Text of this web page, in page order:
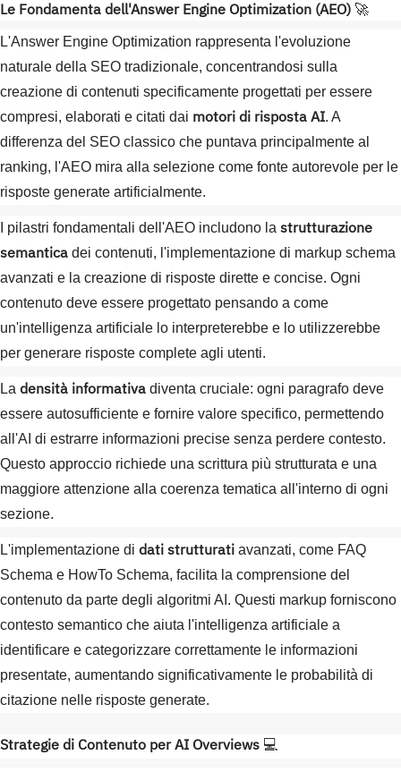
Le Fondamenta dell'Answer Engine Optimization (AEO) 🚀
L'Answer Engine Optimization rappresenta l'evoluzione
naturale della SEO tradizionale, concentrandosi sulla
creazione di contenuti specificamente progettati per essere
compresi, elaborati e citati dai motori di risposta AI. A
differenza del SEO classico che puntava principalmente al
ranking, l'AEO mira alla selezione come fonte autorevole per le
risposte generate artificialmente.
I pilastri fondamentali dell'AEO includono la strutturazione
semantica dei contenuti, l'implementazione di markup schema
avanzati e la creazione di risposte dirette e concise. Ogni
contenuto deve essere progettato pensando a come
un'intelligenza artificiale lo interpreterebbe e lo utilizzerebbe
per generare risposte complete agli utenti.
La densità informativa diventa cruciale: ogni paragrafo deve
essere autosufficiente e fornire valore specifico, permettendo
all'AI di estrarre informazioni precise senza perdere contesto.
Questo approccio richiede una scrittura più strutturata e una
maggiore attenzione alla coerenza tematica all'interno di ogni
sezione.
L'implementazione di dati strutturati avanzati, come FAQ
Schema e HowTo Schema, facilita la comprensione del
contenuto da parte degli algoritmi AI. Questi markup forniscono
contesto semantico che aiuta l'intelligenza artificiale a
identificare e categorizzare correttamente le informazioni
presentate, aumentando significativamente le probabilità di
citazione nelle risposte generate.
Strategie di Contenuto per AI Overviews 💻